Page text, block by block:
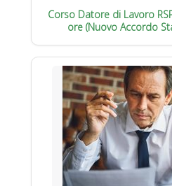
Corso Datore di Lavoro
ore (Nuovo Accordo